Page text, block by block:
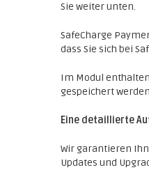
Sie weiter unten.
SafeCharge
dass Sie sich bei
Im Modul
gespeichert
Eine detaillierte
Wir garantieren
Updates und